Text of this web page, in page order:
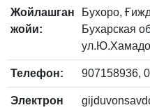
Жойлашган
жойи:
Бухоро,
Бухарская
Телефон: 907158936,
Электрон